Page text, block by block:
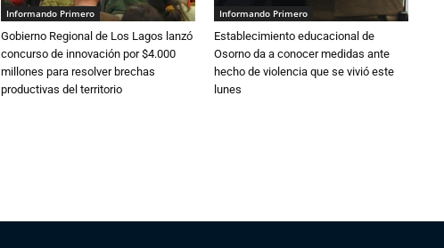
Informando Primero
Gobierno Regional de Los Lagos lanzó
concurso de innovación por $4.000
millones para resolver brechas
productivas del territorio
Informando Primero
Establecimiento educacional de
Osorno da a conocer medidas ante
hecho de violencia que se vivió este
lunes